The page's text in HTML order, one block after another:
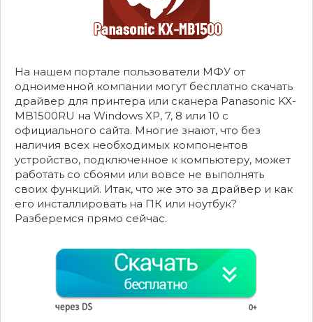
На нашем портале пользователи МФУ от
одноименной компании могут бесплатно скачать
драйвер для принтера или сканера Panasonic KX-
MB1500RU на Windows XP, 7, 8 или 10 с
официального сайта. Многие знают, что без
наличия всех необходимых компонентов
устройство, подключенное к компьютеру, может
работать со сбоями или вовсе не выполнять
своих функций. Итак, что же это за драйвер и как
его инсталлировать на ПК или ноутбук?
Разберемся прямо сейчас.